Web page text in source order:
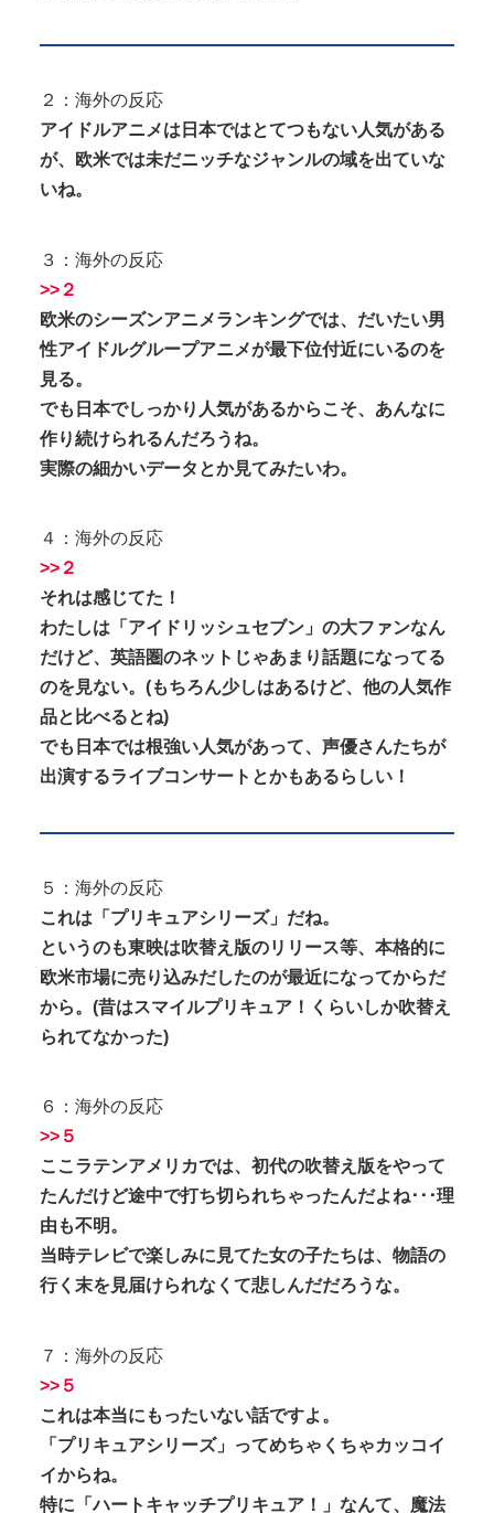
２：海外の反応
アイドルアニメは日本ではとてつもない人気がある
が、欧米では未だニッチなジャンルの域を出ていな
いね。
３：海外の反応
>>２
欧米のシーズンアニメランキングでは、だいたい男
性アイドルグループアニメが最下位付近にいるのを
見る。
でも日本でしっかり人気があるからこそ、あんなに
作り続けられるんだろうね。
実際の細かいデータとか見てみたいわ。
４：海外の反応
>>２
それは感じてた！
わたしは「アイドリッシュセブン」の大ファンなん
だけど、英語圏のネットじゃあまり話題になってる
のを見ない。(もちろん少しはあるけど、他の人気作
品と比べるとね)
でも日本では根強い人気があって、声優さんたちが
出演するライブコンサートとかもあるらしい！
５：海外の反応
これは「プリキュアシリーズ」だね。
というのも東映は吹替え版のリリース等、本格的に
欧米市場に売り込みだしたのが最近になってからだ
から。(昔はスマイルプリキュア！くらいしか吹替え
られてなかった)
６：海外の反応
>>５
ここラテンアメリカでは、初代の吹替え版をやって
たんだけど途中で打ち切られちゃったんだよね･･･理
由も不明。
当時テレビで楽しみに見てた女の子たちは、物語の
行く末を見届けられなくて悲しんだだろうな。
７：海外の反応
>>５
これは本当にもったいない話ですよ。
「プリキュアシリーズ」ってめちゃくちゃカッコイ
イからね。
特に「ハートキャッチプリキュア！」なんて、魔法